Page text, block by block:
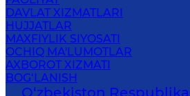
DAVLAT XIZMATLARI
HUJJATLAR
MAXFIYLIK SIYOSATI
OCHIQ MA'LUMOTLAR
AXBOROT XIZMATI
BOG‘LANISH
O‘zbеkistоn